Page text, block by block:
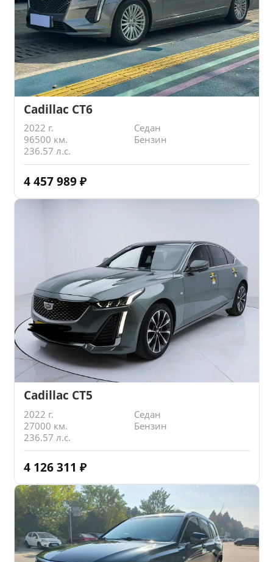
Cadillac CT6
2022 г.
Седан
96500 км.
Бензин
236.57 л.с.
4 457 989 ₽
Cadillac CT5
2022 г.
Седан
27000 км.
Бензин
236.57 л.с.
4 126 311 ₽